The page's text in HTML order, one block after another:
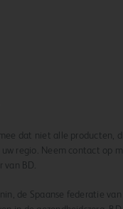
mee dat niet alle producten,
uw regio. Neem contact op
van BD.
de Spaanse federatie van